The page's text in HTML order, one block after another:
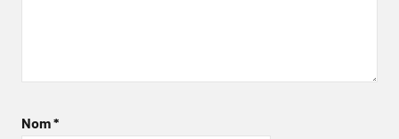
Nom*